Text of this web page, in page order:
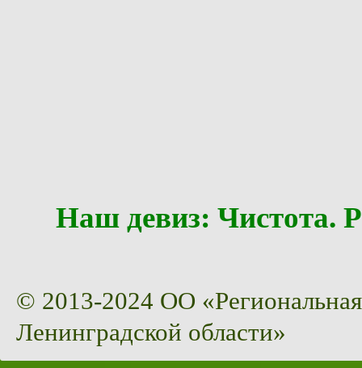
Наш девиз:
© 2013-2024 ОО
Ленинградской области»